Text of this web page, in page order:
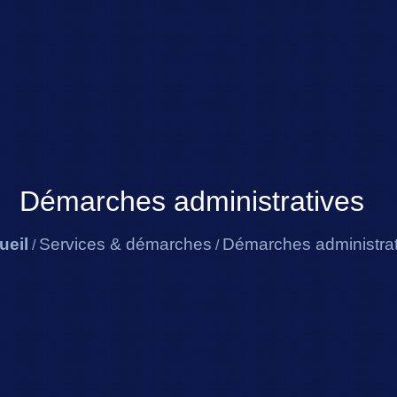
Démarches administratives
/ Services & démarches / Démarches